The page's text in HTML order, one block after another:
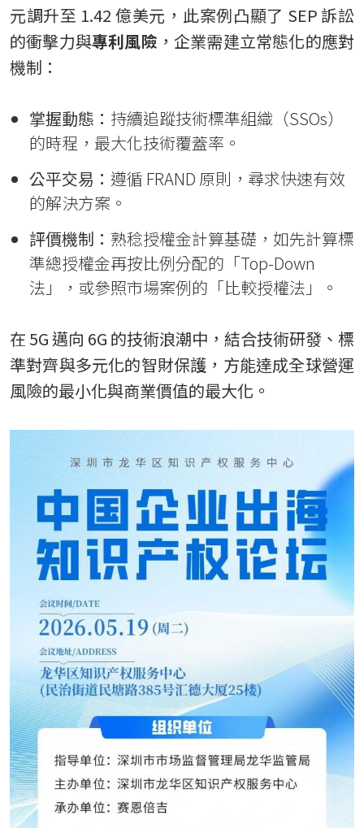
元調升至 1.42 億美元，此案例凸顯了 SEP 訴訟
的衝擊力與專利風險 ，企業需建立常態化的應對
機制：
掌握動態： 持續追蹤技術標準組織（SSOs）
的時程，最大化技術覆蓋率。
公平交易： 遵循 FRAND 原則，尋求快速有效
的解決方案。
評價機制： 熟稔授權金計算基礎，如先計算標
準總授權金再按比例分配的「Top-Down
法」，或參照市場案例的「比較授權法」。
在 5G 邁向 6G 的技術浪潮中，結合技術研發、標
準對齊與多元化的智財保護，方能達成全球營運
風險的最小化與商業價值的最大化。